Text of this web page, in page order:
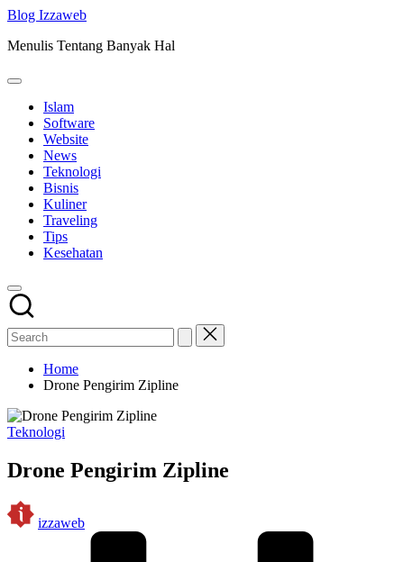
Skip
content
Blog Izzaweb
Menulis Tentang Banyak Hal
Islam
Software
Website
News
Teknologi
Bisnis
Kuliner
Traveling
Tips
Kesehatan
Home
Drone Pengirim Zipline
Posted
Teknologi
Drone Pengirim Zipline
Posted
by
izzaweb